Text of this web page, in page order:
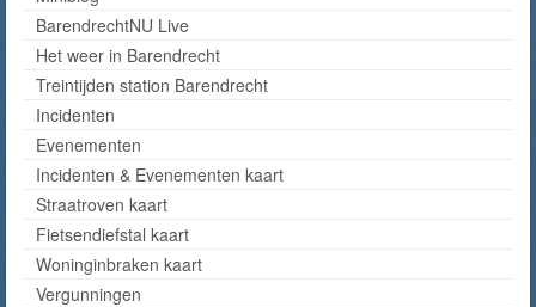
BarendrechtNU Live
Het weer in Barendrecht
Treintijden station Barendrecht
Incidenten
Evenementen
Incidenten & Evenementen kaart
Straatroven kaart
Fietsendiefstal kaart
Woninginbraken kaart
Vergunningen